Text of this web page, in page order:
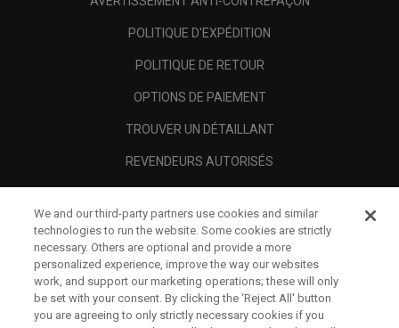
POLITIQUE D'EXPÉDITION
POLITIQUE DE RETOUR
OPTIONS DE PAIEMENT
TROUVER UN DÉTAILLANT
REVENDEURS AUTORISÉS
A PROPOS
MENTIONS LÉGALES
We and our third-party partners use cookies and similar
technologies to run the website. Some cookies are strictly
necessary. Others are optional and provide a more
personalized experience, improve the way our websites
work, and support our marketing operations; these will only
be set with your consent. By clicking the ‘Reject All' button
you are agreeing to only strictly necessary cookies if you